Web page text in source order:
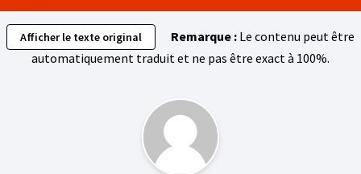
Afficher le texte original Remarque : Le contenu peut être
automatiquement traduit et ne pas être exact à 100%.